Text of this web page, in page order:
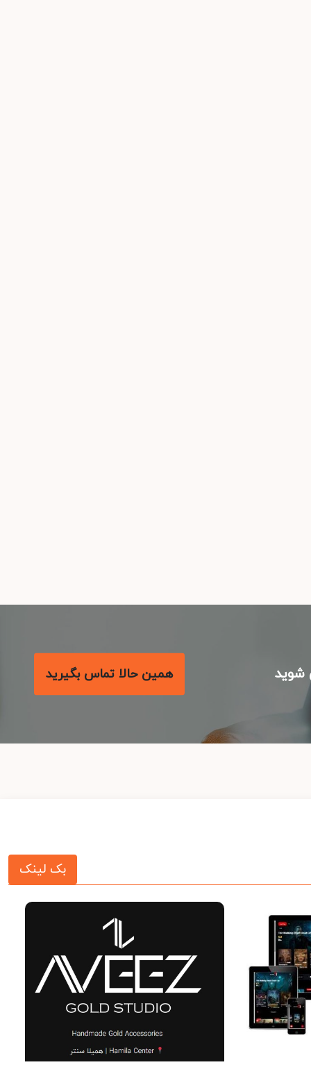
همین حالا تماس بگیرید
بک لینک